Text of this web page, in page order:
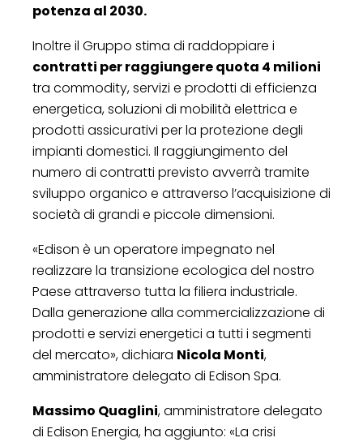
potenza al 2030.
Inoltre il Gruppo stima di raddoppiare i
contratti per raggiungere quota 4 milioni
tra commodity, servizi e prodotti di efficienza
energetica, soluzioni di mobilità elettrica e
prodotti assicurativi per la protezione degli
impianti domestici. Il raggiungimento del
numero di contratti previsto avverrà tramite
sviluppo organico e attraverso l’acquisizione di
società di grandi e piccole dimensioni.
«Edison è un operatore impegnato nel
realizzare la transizione ecologica del nostro
Paese attraverso tutta la filiera industriale.
Dalla generazione alla commercializzazione di
prodotti e servizi energetici a tutti i segmenti
del mercato», dichiara Nicola Monti,
amministratore delegato di Edison Spa.
Massimo Quaglini, amministratore delegato
di Edison Energia, ha aggiunto: «La crisi